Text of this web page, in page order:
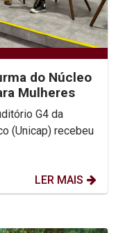
do Núcleo
Mulheres
G4 da
(Unicap) recebeu
LER MAIS